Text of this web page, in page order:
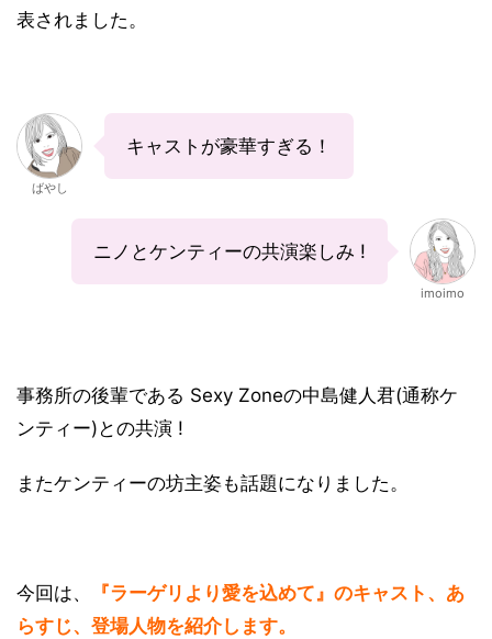
表されました。
ばやし
キャストが豪華すぎる！
ニノとケンティーの共演楽しみ !
imoimo
事務所の後輩である Sexy Zoneの中島健人君(通称ケ
ンティー)との共演 !
またケンティーの坊主姿も話題になりました。
今回は、
『ラーゲリより愛を込めて』のキャスト、あ
らすじ、登場人物を紹介します。